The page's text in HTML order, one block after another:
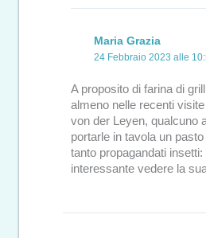
Maria Grazia
24 Febbraio 2023 alle
A proposito di farina di
almeno nelle recenti
von der Leyen, qualcuno
portarle in tavola un
tanto propagandati
interessante vedere la